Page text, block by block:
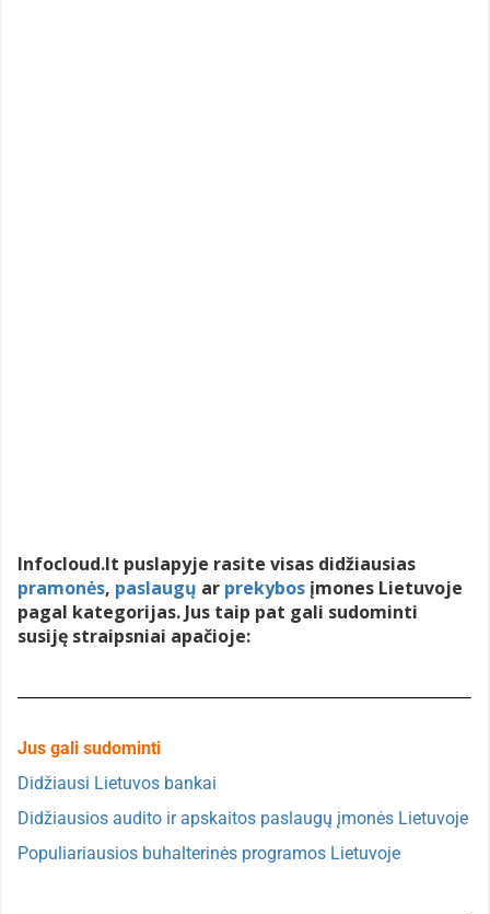
Infocloud.lt puslapyje rasite visas didžiausias
pramonės, paslaugų ar prekybos įmones Lietuvoje
pagal kategorijas. Jus taip pat gali sudominti
susiję straipsniai apačioje:
Jus gali sudominti
Didžiausi Lietuvos bankai
Didžiausios audito ir apskaitos paslaugų įmonės Lietuvoje
Populiariausios buhalterinės programos Lietuvoje